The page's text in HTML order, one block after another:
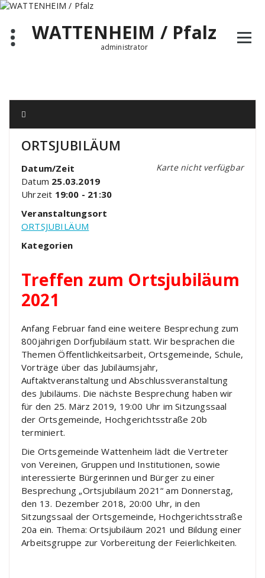
Zum
springenWATTENHEIM / Pfalz
administrator
ORTSJUBILÄUM
Karte nicht verfügbar
Datum/Zeit
Datum 25.03.2019
Uhrzeit 19:00 - 21:30
Veranstaltungsort
ORTSJUBILÄUM
Kategorien
Treffen zum Ortsjubiläum
2021
Anfang Februar fand eine weitere Besprechung zum
800jährigen Dorfjubiläum statt. Wir besprachen die
Themen Öffentlichkeitsarbeit, Ortsgemeinde, Schule,
Vorträge über das Jubiläumsjahr,
Auftaktveranstaltung und Abschlussveranstaltung
des Jubiläums. Die nächste Besprechung haben wir
für den 25. März 2019, 19:00 Uhr im Sitzungssaal
der Ortsgemeinde, Hochgerichtsstraße 20b
terminiert.
Die Ortsgemeinde Wattenheim lädt die Vertreter
von Vereinen, Gruppen und Institutionen, sowie
interessierte Bürgerinnen und Bürger zu einer
Besprechung „Ortsjubiläum 2021“ am Donnerstag,
den 13. Dezember 2018, 20:00 Uhr, in den
Sitzungssaal der Ortsgemeinde, Hochgerichtsstraße
20a ein. Thema: Ortsjubiläum 2021 und Bildung einer
Arbeitsgruppe zur Vorbereitung der Feierlichkeiten.